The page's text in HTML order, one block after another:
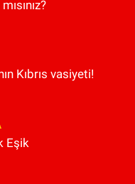
Kıbrıs vasiyeti!
Eşik